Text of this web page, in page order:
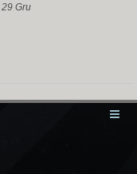
29 Gru